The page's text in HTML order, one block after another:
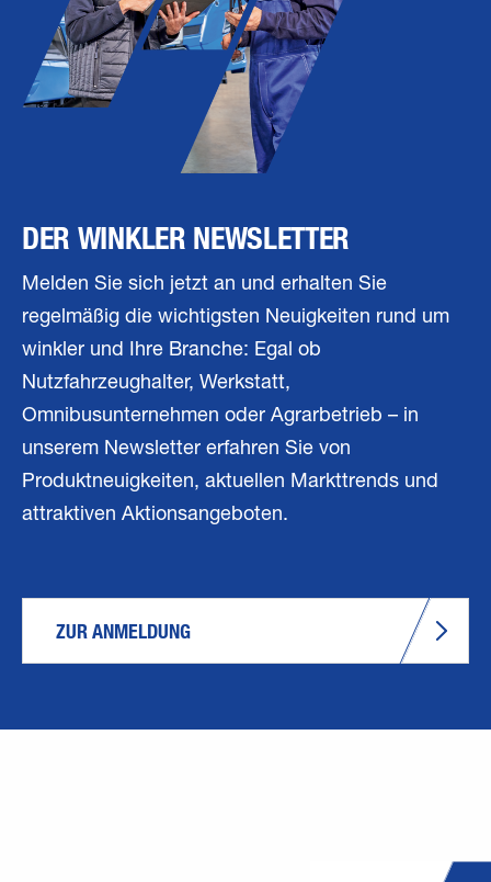
DER WINKLER NEWSLETTER
Melden Sie sich jetzt an und erhalten Sie
regelmäßig die wichtigsten Neuigkeiten rund um
winkler und Ihre Branche: Egal ob
Nutzfahrzeughalter, Werkstatt,
Omnibusunternehmen oder Agrarbetrieb – in
unserem Newsletter erfahren Sie von
Produktneuigkeiten, aktuellen Markttrends und
attraktiven Aktionsangeboten.
ZUR ANMELDUNG